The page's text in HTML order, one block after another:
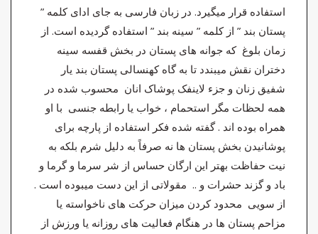
استفاده قرار میگیرد. در زبان فارسی به جای ادای کلمه ”
پستان بند ” از کلمه ” سینه بند ” استفاده گردیده است. از
زمان بلوغ که جوانه های پستان در بخش قفسه سینه
دختران نقش میبندد تا به گاه کهنسالی پستان بند یار
شفیق زنان و جزء لاینفک پوشاک انان محسوب شده در
همه لحظات مگر استحمام ، خواب یا رابطه جنسی با او
همراه بوده اند . گفته شده فکر استفاده از پارچه برای
پوشانیدن بخش پستان ها نه صرفاً به دلیل شرم بلکه به
نیت حفاظت بهتر این ارگان حساس از شر سرما و گرما و
باد و گزند حشرات و .. مقولاتی از این دست میبوده است .
از سویی محدود کردن میزان حرکت های ناخواسته یا
مزاحم پستان ها در هنگام فعالیت های روزانه یا ورزش از